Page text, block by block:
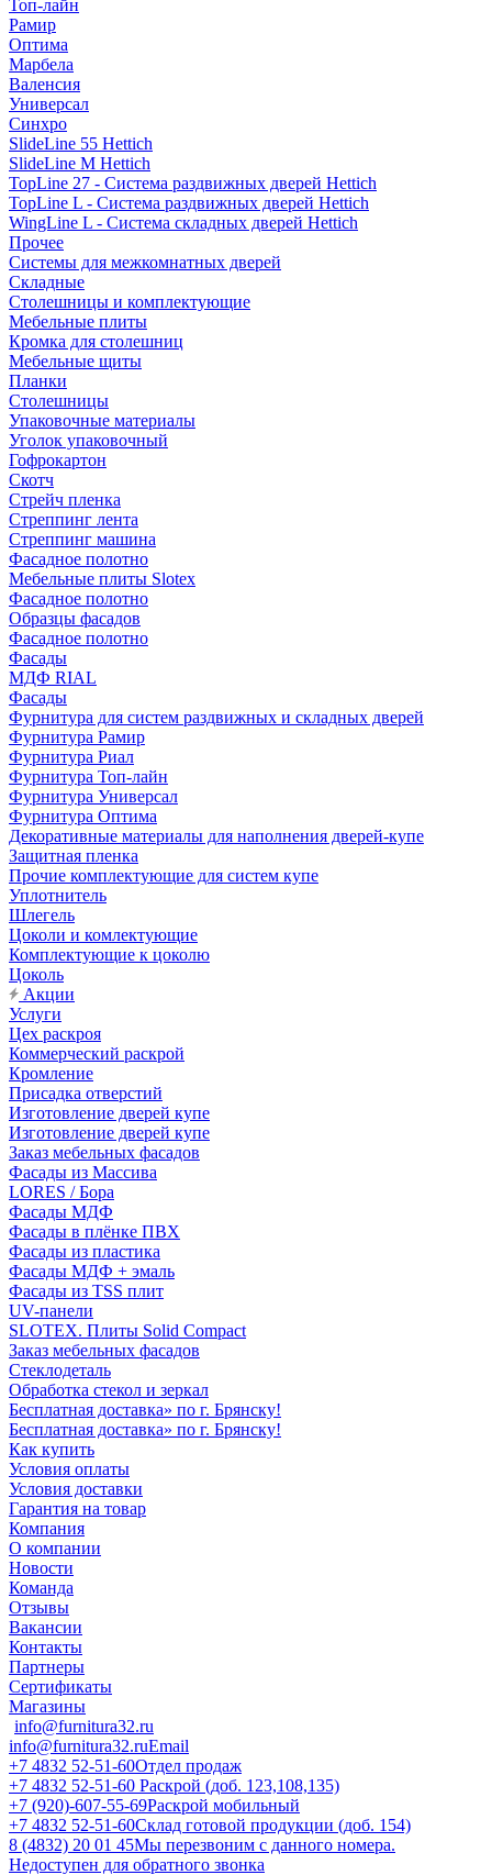
Топ-лайн
Рамир
Оптима
Марбела
Валенсия
Универсал
Синхро
SlideLine 55 Hettich
SlideLine M Hettich
TopLine 27 - Система раздвижных дверей Hettich
TopLine L - Система раздвижных дверей Hettich
WingLine L - Система складных дверей Hettich
Прочее
Системы для межкомнатных дверей
Складные
Столешницы и комплектующие
Мебельные плиты
Кромка для столешниц
Мебельные щиты
Планки
Столешницы
Упаковочные материалы
Уголок упаковочный
Гофрокартон
Скотч
Стрейч пленка
Стреппинг лента
Стреппинг машина
Фасадное полотно
Мебельные плиты Slotex
Фасадное полотно
Образцы фасадов
Фасадное полотно
Фасады
МДФ RIAL
Фасады
Фурнитура для систем раздвижных и складных дверей
Фурнитура Рамир
Фурнитура Риал
Фурнитура Топ-лайн
Фурнитура Универсал
Фурнитура Оптима
Декоративные материалы для наполнения дверей-купе
Защитная пленка
Прочие комплектующие для систем купе
Уплотнитель
Шлегель
Цоколи и комлектующие
Комплектующие к цоколю
Цоколь
Акции
Услуги
Цех раскроя
Коммерческий раскрой
Кромление
Присадка отверстий
Изготовление дверей купе
Изготовление дверей купе
Заказ мебельных фасадов
Фасады из Массива
LORES / Бора
Фасады МДФ
Фасады в плёнке ПВХ
Фасады из пластика
Фасады МДФ + эмаль
Фасады из TSS плит
UV-панели
SLOTEX. Плиты Solid Compact
Заказ мебельных фасадов
Стеклодеталь
Обработка стекол и зеркал
Бесплатная доставка» по г. Брянску!
Бесплатная доставка» по г. Брянску!
Как купить
Условия оплаты
Условия доставки
Гарантия на товар
Компания
О компании
Новости
Команда
Отзывы
Вакансии
Контакты
Партнеры
Сертификаты
Магазины
info@furnitura32.ru
info@furnitura32.ruEmail
+7 4832 52-51-60Отдел продаж
+7 4832 52-51-60 Раскрой (доб. 123,108,135)
+7 (920)-607-55-69Раскрой мобильный
+7 4832 52-51-60Склад готовой продукции (доб. 154)
8 (4832) 20 01 45Мы перезвоним с данного номера.
Недоступен для обратного звонка